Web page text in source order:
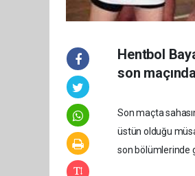
Hentbol
son
Son maçta
üstün olduğu
son bölümlerinde